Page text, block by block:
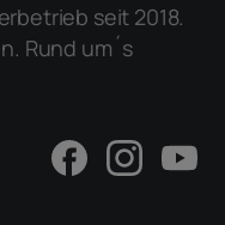
seit 2018.
Rund um´s